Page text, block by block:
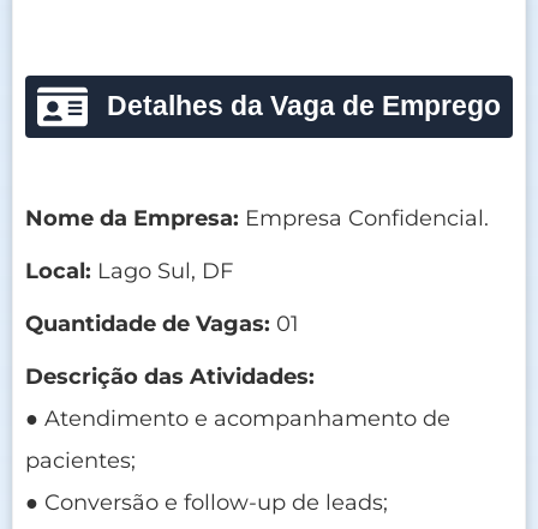
Detalhes da Vaga de Emprego
Nome da Empresa: Empresa Confidencial.
Local: Lago Sul, DF
Quantidade de Vagas: 01
Descrição das Atividades:
● Atendimento e acompanhamento de
pacientes;
● Conversão e follow-up de leads;